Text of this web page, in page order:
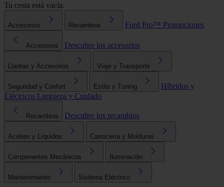
Tu cesta está vacía.
Accesorios Recambios Ford Pro™ Promociones
Accesorios Descubre los accesorios
Llantas y Accesorios Viaje y Transporte
Seguridad y Confort Estilo y Tuning
Híbridos y
Eléctricos Limpieza y Cuidado
Recambios Descubre los recambios
Aceites y Líquidos Carrocería y Molduras
Componentes Mecánicos Iluminación
Mantenimiento Sistema Eléctrico